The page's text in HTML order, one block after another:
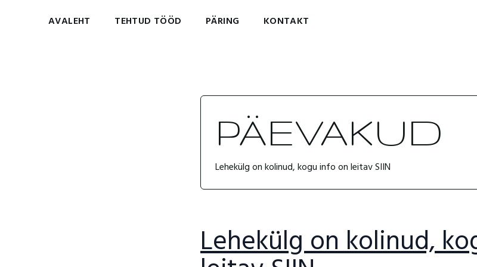
AVALEHT TEHTUD TÖÖD PÄRING KONTAKT
PÄEVAKUD
Lehekülg on kolinud, kogu info on leitav SIIN
Lehekülg on kolinud,